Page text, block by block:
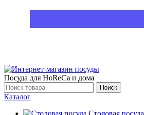
Посуда для HoReCa и дома
Поиск
Каталог
Столовая посуда